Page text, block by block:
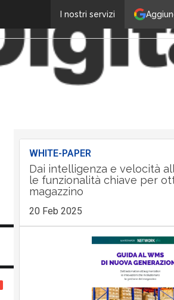
I nostri servizi
WHITE-PAPER
Dai intelligenza e velocità
le funzionalità chiave per
magazzino
20 Feb 2025